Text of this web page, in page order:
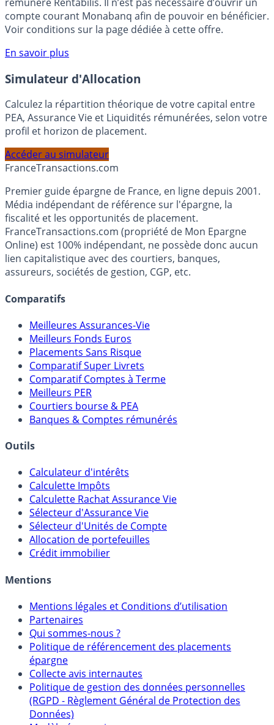
votre épargne, auprès de Monabanq, via le compte
rémunéré Rentabilis. Il n’est pas nécessaire d’ouvrir un
Voir conditions sur la page dédiée à cette offre.
En savoir plus
Simulateur d'Allocation
Calculez la répartition théorique de votre capital entre
profil et horizon de placement.
FranceTransactions.com
Premier guide épargne de France, en ligne depuis 2001.
Média indépendant de référence sur l'épargne, la
fiscalité et les opportunités de placement.
FranceTransactions.com (propriété de Mon Epargne
Online) est 100% indépendant, ne possède donc aucun
assureurs, sociétés de gestion, CGP, etc.
Comparatifs
Meilleures Assurances-Vie
Meilleurs Fonds Euros
Placements Sans Risque
Comparatif Super Livrets
Comparatif Comptes à Terme
Meilleurs PER
Banques & Comptes rémunérés
Outils
Calculateur d'intérêts
Calculette Impôts
Calculette Rachat Assurance Vie
Sélecteur d'Assurance Vie
Sélecteur d'Unités de Compte
Crédit immobilier
Mentions
Mentions légales et Conditions d’utilisation
Partenaires
Qui sommes-nous ?
Politique de référencement des placements
épargne
Collecte avis internautes
Politique de gestion des données personnelles